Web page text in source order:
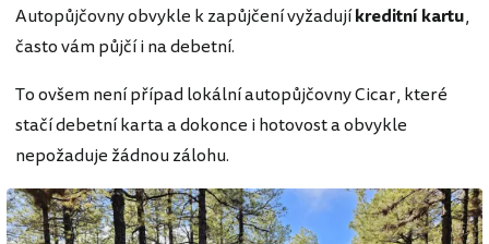
Autopůjčovny obvykle k zapůjčení vyžadujíkreditní kartu,
často vám půjčí i na debetní.
To ovšem není případ lokální autopůjčovny Cicar, které
stačí debetní karta a dokonce i hotovost a obvykle
nepožaduje žádnou zálohu.